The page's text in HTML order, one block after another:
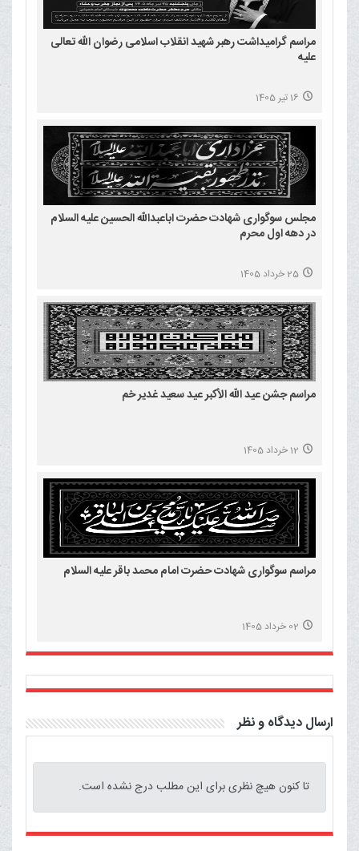
مراسم گرامیداشت رهبر شهید انقلاب اسلامی رضوان الله تعالی
علیه
16 تیر 1405
مجلس سوگواری شهادت حضرت اباعبدالله الحسین علیه السلام
در دهه اول محرم
25 خرداد 1405
مراسم جشن عید الله الأکبر عید سعید غدیر خم
12 خرداد 1405
مراسم سوگواری شهادت حضرت امام محمد باقر علیه السلام
02 خرداد 1405
ارسال دیدگاه و نظر
تا کنون هیچ نظری برای این مطلب درج نشده است.